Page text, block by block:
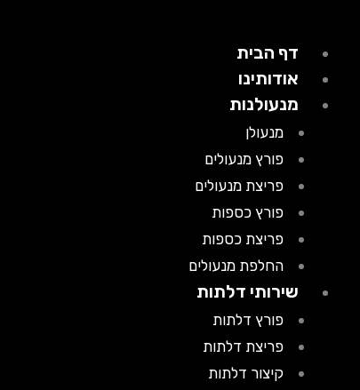
דף הבית
אודותינו
מנעולנות
מנעולן
פורץ מנעולים
פריצת מנעולים
פורץ כספות
פריצת כספות
החלפת מנעולים
שירותי דלתות
פורץ דלתות
פריצת דלתות
קיצור דלתות